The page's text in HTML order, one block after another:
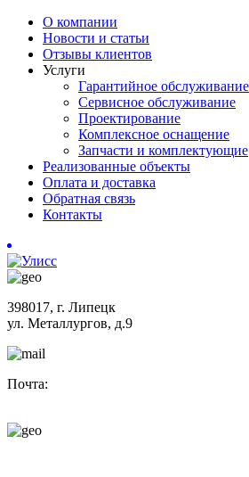
О компании
Новости и статьи
Отзывы клиентов
Услуги
Гарантийное обслуживание
Сервисное обслуживание
Проектирование
Комплексное оснащение
Запчасти и комплектующие
Реализованные объекты
Оплата и доставка
Обратная связь
Контакты
398017, г. Липецк
ул. Металлургов, д.9
Почта: